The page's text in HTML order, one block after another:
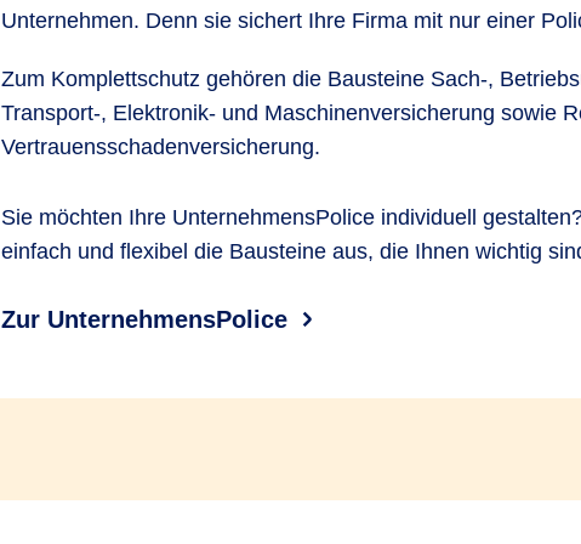
Unternehmen. Denn sie sichert Ihre Firma mit nur einer
Zum Komplettschutz gehören die Bausteine Sach-,
Transport-, Elektronik- und Maschinenversicherung sowie
Vertrauensschadenversicherung.
Sie möchten Ihre UnternehmensPolice individuell
einfach und flexibel die Bausteine aus, die Ihnen wichtig
Zur UnternehmensPolice